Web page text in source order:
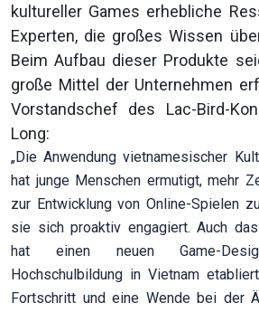
kultureller Games erhebliche
Experten, die großes Wissen
Beim Aufbau dieser Produkte
große Mittel der Unternehmen
Vorstandschef des Lac-Bird-
Long:
„Die Anwendung vietnamesischer
hat junge Menschen ermutigt, mehr
zur Entwicklung von Online-Spielen
sie sich proaktiv engagiert. Auch
hat einen neuen Game-
Hochschulbildung in Vietnam
Fortschritt und eine Wende bei der